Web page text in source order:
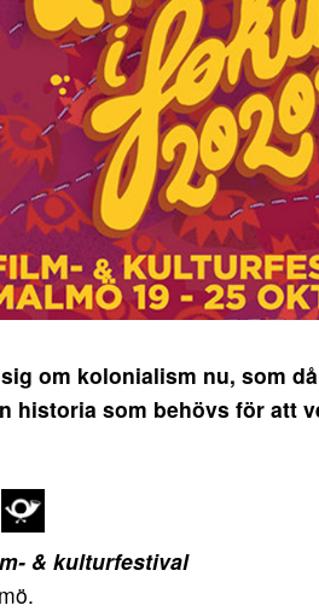
om kolonialism nu, som
historia som behövs för att
& kulturfestival